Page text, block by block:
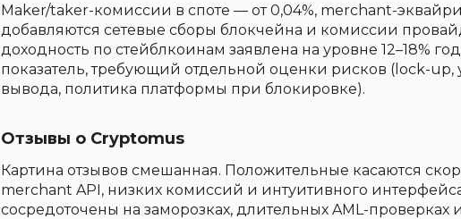
Maker/taker-комиссии в споте — от 0,04%, merchant-
добавляются сетевые сборы блокчейна и комиссии
доходность по стейблкоинам заявлена на уровне 12–18%
показатель, требующий отдельной оценки рисков (lock-up,
вывода, политика платформы при блокировке).
Отзывы о Cryptomus
Картина отзывов смешанная. Положительные касаются
merchant API, низких комиссий и интуитивного
сосредоточены на заморозках, длительных AML-проверках